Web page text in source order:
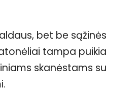
bet be sąžinės
tampa puikia
skanėstams su